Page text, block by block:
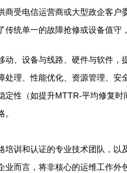
商受电信运营商或大型政企客
统单一的故障抢修或设备值守
动、设备与线路、硬件与软件，
处理、性能优化、资源管理、安
定性（如提升MTTR-平均修复
培训和认证的专业技术团队，
业而言，将非核心的运维工作